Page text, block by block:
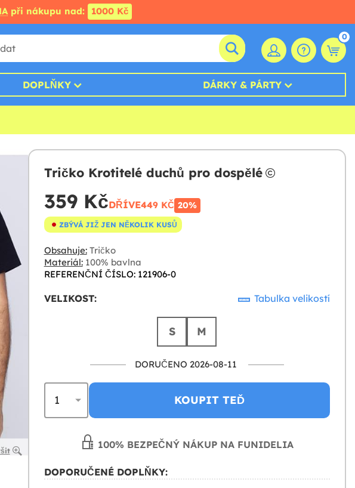
při nákupu nad: 1000 Kč
0
DOPLŇKY DÁRKY & PÁRTY
Tričko Krotitelé duchů pro dospělé
359 KčDŘÍVE449 KČ 20%
ZBÝVÁ JIŽ JEN NĚKOLIK KUSŮ
Obsahuje:Tričko
Materiál:100% bavlna
REFERENČNÍ ČÍSLO: 121906-0
VELIKOST: Tabulka velikostí
S M
DORUČENO 2026-08-11
KOUPIT TEĎ
100% BEZPEČNÝ NÁKUP NA FUNIDELIA
DOPORUČENÉ DOPLŇKY: